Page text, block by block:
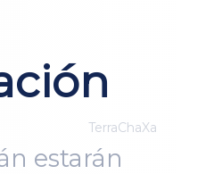
TerraChaXa
estarán